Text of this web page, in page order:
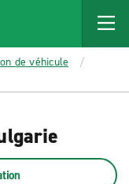
de véhicule